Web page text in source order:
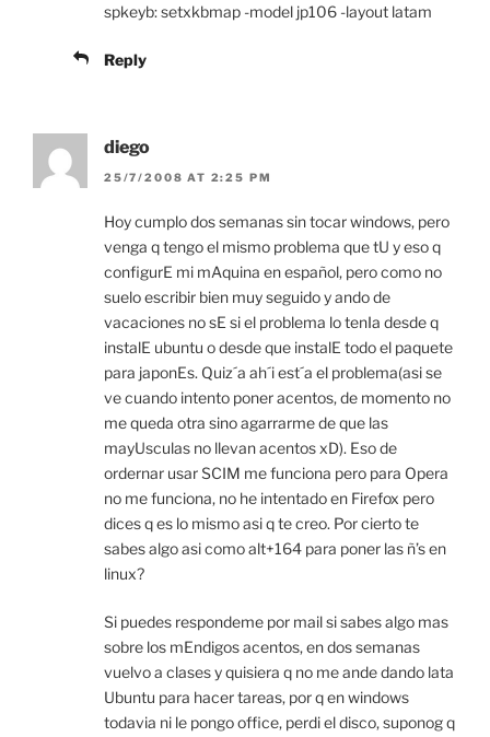
spkeyb: setxkbmap -model jp106 -layout latam
Reply
diego
25/7/2008 AT 2:25 PM
Hoy cumplo dos semanas sin tocar windows, pero
venga q tengo el mismo problema que tU y eso q
configurE mi mAquina en español, pero como no
suelo escribir bien muy seguido y ando de
vacaciones no sE si el problema lo tenIa desde q
instalE ubuntu o desde que instalE todo el paquete
para japonEs. Quiz´a ah´i est´a el problema(asi se
ve cuando intento poner acentos, de momento no
me queda otra sino agarrarme de que las
mayUsculas no llevan acentos xD). Eso de
ordernar usar SCIM me funciona pero para Opera
no me funciona, no he intentado en Firefox pero
dices q es lo mismo asi q te creo. Por cierto te
sabes algo asi como alt+164 para poner las ñ’s en
linux?
Si puedes respondeme por mail si sabes algo mas
sobre los mEndigos acentos, en dos semanas
vuelvo a clases y quisiera q no me ande dando lata
Ubuntu para hacer tareas, por q en windows
todavia ni le pongo office, perdi el disco, suponog q